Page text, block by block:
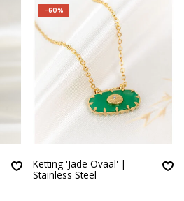
-60%
Ketting 'Jade Ovaal' |
Stainless Steel